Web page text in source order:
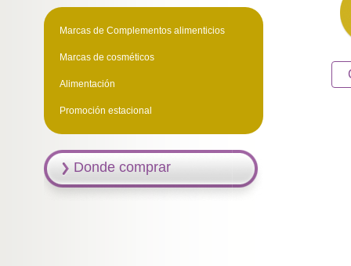
Marcas de Complementos alimenticios
Marcas de cosméticos
Alimentación
Promoción estacional
Donde comprar